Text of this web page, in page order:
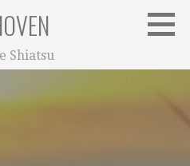
Shiatsu